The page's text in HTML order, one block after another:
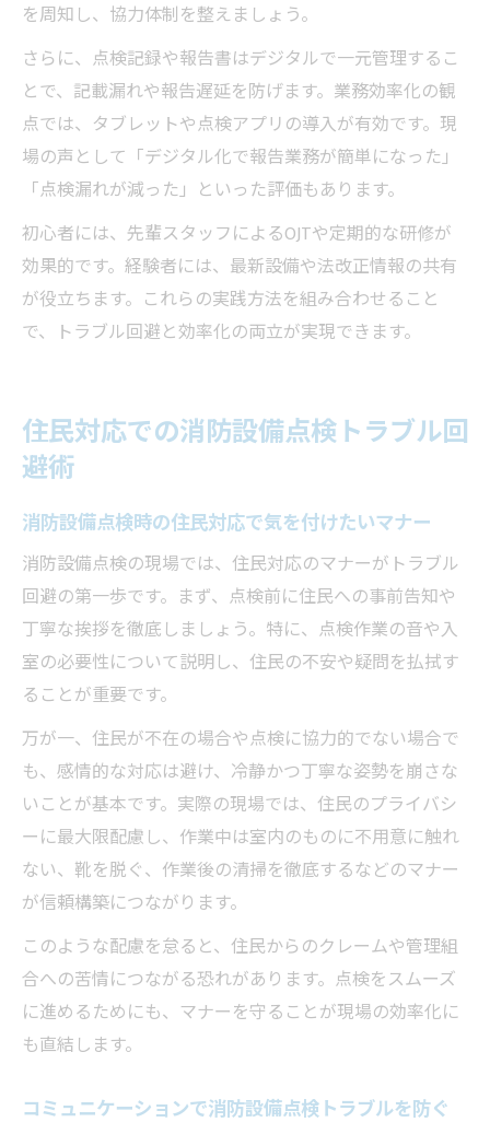
を周知し、協力体制を整えましょう。
さらに、点検記録や報告書はデジタルで一元管理するこ
とで、記載漏れや報告遅延を防げます。業務効率化の観
点では、タブレットや点検アプリの導入が有効です。現
場の声として「デジタル化で報告業務が簡単になった」
「点検漏れが減った」といった評価もあります。
初心者には、先輩スタッフによるOJTや定期的な研修が
効果的です。経験者には、最新設備や法改正情報の共有
が役立ちます。これらの実践方法を組み合わせること
で、トラブル回避と効率化の両立が実現できます。
住民対応での消防設備点検トラブル回
避術
消防設備点検時の住民対応で気を付けたいマナー
消防設備点検の現場では、住民対応のマナーがトラブル
回避の第一歩です。まず、点検前に住民への事前告知や
丁寧な挨拶を徹底しましょう。特に、点検作業の音や入
室の必要性について説明し、住民の不安や疑問を払拭す
ることが重要です。
万が一、住民が不在の場合や点検に協力的でない場合で
も、感情的な対応は避け、冷静かつ丁寧な姿勢を崩さな
いことが基本です。実際の現場では、住民のプライバシ
ーに最大限配慮し、作業中は室内のものに不用意に触れ
ない、靴を脱ぐ、作業後の清掃を徹底するなどのマナー
が信頼構築につながります。
このような配慮を怠ると、住民からのクレームや管理組
合への苦情につながる恐れがあります。点検をスムーズ
に進めるためにも、マナーを守ることが現場の効率化に
も直結します。
コミュニケーションで消防設備点検トラブルを防ぐ